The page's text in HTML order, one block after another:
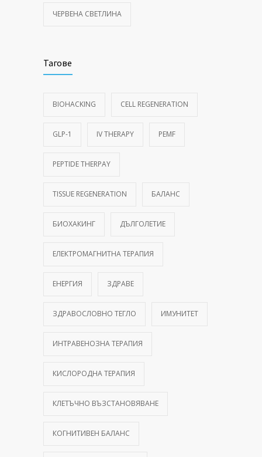
ЧЕРВЕНА СВЕТЛИНА
Тагове
BIOHACKING CELL REGENERATION
GLP-1 IV THERAPY PEMF
PEPTIDE THERPAY
TISSUE REGENERATION БАЛАНС
БИОХАКИНГ ДЪЛГОЛЕТИЕ
ЕЛЕКТРОМАГНИТНА ТЕРАПИЯ
ЕНЕРГИЯ ЗДРАВЕ
ЗДРАВОСЛОВНО ТЕГЛО ИМУНИТЕТ
ИНТРАВЕНОЗНА ТЕРАПИЯ
КИСЛОРОДНА ТЕРАПИЯ
КЛЕТЪЧНО ВЪЗСТАНОВЯВАНЕ
КОГНИТИВЕН БАЛАНС